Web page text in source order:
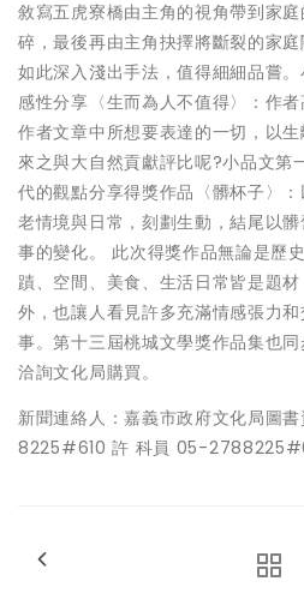
敘寫五虎寮橋由主角的視角帶到家
碎，最後再由主角抉擇將斷裂的家
如此深入淺出手法，值得細細品嘗
感性分享〈生而為人不值得〉：作
作者文章中所想要表達的一切，以
來之與大自然貢獻評比呢?小品文第
代的觀點分享得獎作品〈髒杯子〉
老情境與日常，刻劃生動，結尾以
事的變化。 此次得獎作品無論是歷
蹟、空間、美食、生活日常皆是題
外，也讓人看見許多充滿情感張力
事。第十三屆桃城文學獎作品集也
洽詢文化局購買。
新聞連絡人：嘉義市政府文化局圖
8225#610 許 科員 05-